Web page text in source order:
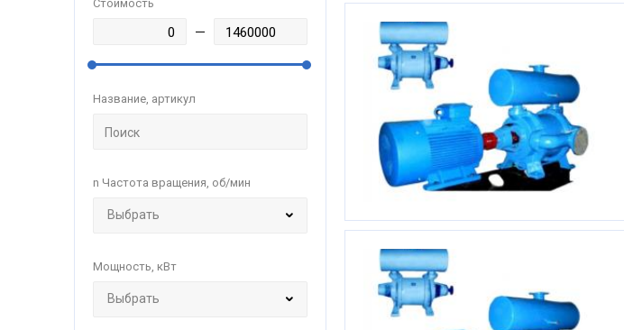
Стоимость
Название, артикул
n Частота вращения, об/мин
Мощность, кВт